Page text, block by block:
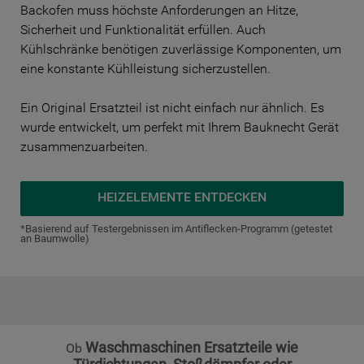
Backofen muss höchste Anforderungen an Hitze,
Sicherheit und Funktionalität erfüllen. Auch
Kühlschränke benötigen zuverlässige Komponenten, um
eine konstante Kühlleistung sicherzustellen.
Ein Original Ersatzteil ist nicht einfach nur ähnlich. Es
wurde entwickelt, um perfekt mit Ihrem Bauknecht Gerät
zusammenzuarbeiten.
HEIZELEMENTE ENTDECKEN
*Basierend auf Testergebnissen im Antiflecken-Programm (getestet
an Baumwolle)
Ob Waschmaschinen Ersatzteile wie
und auf anderen Websites oder sozialen
Plattformen, beispielsweise Google LLC –
weitere Informationen zu den
Datenschutzbestimmungen von Google
https://business.safety.google/privacy/
(Profiling- und Marketing-Cookies).
Cookies akzeptieren" klicken, stimmen Sie
der Verwendung all unserer Cookies und
der Weitergabe Ihrer Daten an unsere
Drittanbieter für solche Zwecke zu. Wenn
Informationen" . Wenn Sie auf "Nur